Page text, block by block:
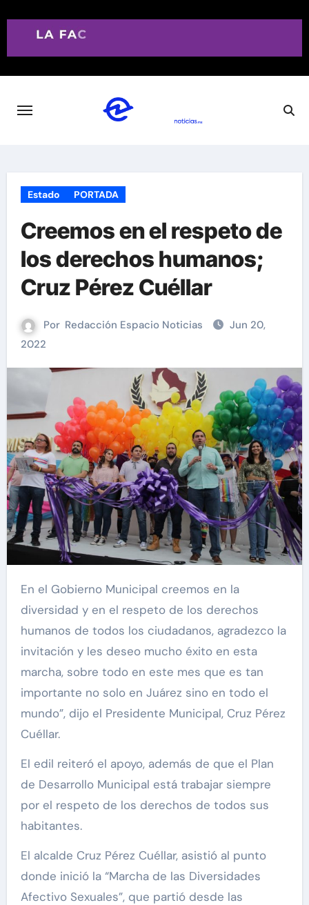
Estado PORTADA
Creemos en el respeto de
los derechos humanos;
Cruz Pérez Cuéllar
Por Redacción Espacio Noticias
Jun 20,
2022
En el Gobierno Municipal creemos en la
diversidad y en el respeto de los derechos
humanos de todos los ciudadanos, agradezco la
invitación y les deseo mucho éxito en esta
marcha, sobre todo en este mes que es tan
importante no solo en Juárez sino en todo el
mundo”, dijo el Presidente Municipal, Cruz Pérez
Cuéllar.
El edil reiteró el apoyo, además de que el Plan
de Desarrollo Municipal está trabajar siempre
por el respeto de los derechos de todos sus
habitantes.
El alcalde Cruz Pérez Cuéllar, asistió al punto
donde inició la “Marcha de las Diversidades
Afectivo Sexuales”, que partió desde las